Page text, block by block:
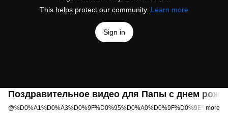
This helps protect our community. Learn more
Sign in
Поздравительное видео для Папы с днем
@ more